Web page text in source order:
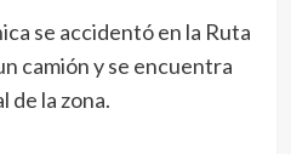
se accidentó en la Ruta
camión y se encuentra
de la zona.